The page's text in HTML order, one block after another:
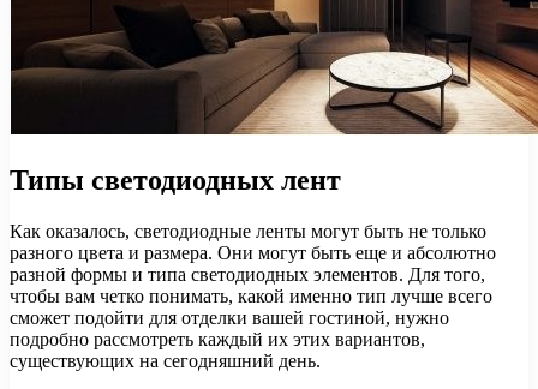
Типы светодиодных лент
Как оказалось, светодиодные ленты могут быть не только
разного цвета и размера. Они могут быть еще и абсолютно
разной формы и типа светодиодных элементов. Для того,
чтобы вам четко понимать, какой именно тип лучше всего
сможет подойти для отделки вашей гостиной, нужно
подробно рассмотреть каждый их этих вариантов,
существующих на сегодняшний день.